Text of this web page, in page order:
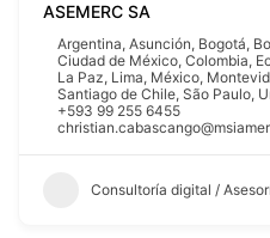
ASEMERC SA
Argentina, Asunción, Bogotá,
Ciudad de México, Colombia,
La Paz, Lima, México,
Santiago de Chile, São Paulo,
+593 99 255 6455
Consultoría digital /